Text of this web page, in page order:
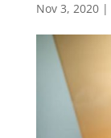
Nov 3, 2020|